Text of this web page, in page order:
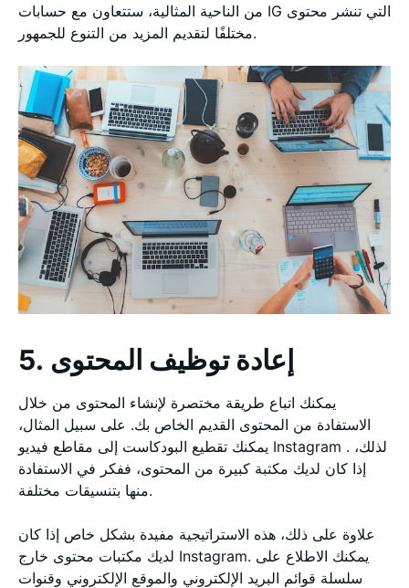
من الناحية المثالية، ستتعاون مع حسابات IG التي تنشر محتوى
مختلفًا لتقديم المزيد من التنوع للجمهور.
5. إعادة توظيف المحتوى
يمكنك اتباع طريقة مختصرة لإنشاء المحتوى من خلال
الاستفادة من المحتوى القديم الخاص بك. على سبيل المثال،
يمكنك تقطيع البودكاست إلى مقاطع فيديو Instagram . لذلك،
إذا كان لديك مكتبة كبيرة من المحتوى، ففكر في الاستفادة
منها بتنسيقات مختلفة.
علاوة على ذلك، هذه الاستراتيجية مفيدة بشكل خاص إذا كان
لديك مكتبات محتوى خارج Instagram. يمكنك الاطلاع على
سلسلة قوائم البريد الإلكتروني والموقع الإلكتروني وقنوات